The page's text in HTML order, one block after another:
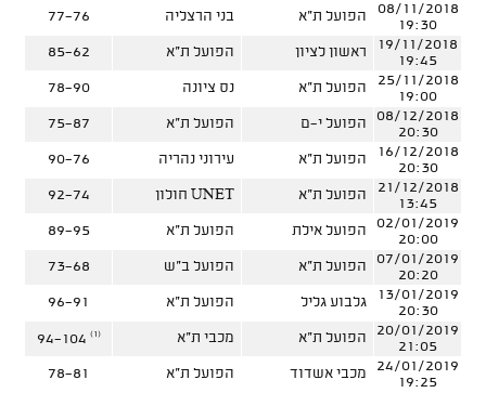
08/11/2018
19:30
הפועל ת"א בני הרצליה
77-76
19/11/2018
19:45
ראשון לציון הפועל ת"א
85-62
25/11/2018
19:00
הפועל ת"א נס ציונה
78-90
08/12/2018
20:30
הפועל י-ם הפועל ת"א
75-87
16/12/2018
20:30
הפועל ת"א עירוני נהריה
90-76
21/12/2018
13:45
הפועל ת"א UNET חולון
92-74
02/01/2019
20:00
הפועל אילת הפועל ת"א
89-95
07/01/2019
20:20
הפועל ת"א הפועל ב"ש
73-68
13/01/2019
20:30
גלבוע גליל הפועל ת"א
96-91
20/01/2019
21:05
הפועל ת"א מכבי ת"א 94-104 (1)
24/01/2019
19:25
מכבי אשדוד הפועל ת"א
78-81